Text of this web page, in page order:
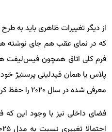
از دیگر تغییرات ظاهری باید به
که در نمای عقب هم جای نوشته
پلاس یا همان فیدلیتی پرستیژ
معرفی شده در سال ۲۰۲۰ را حفظ کرده.
فضای داخلی نیز با وجود این که